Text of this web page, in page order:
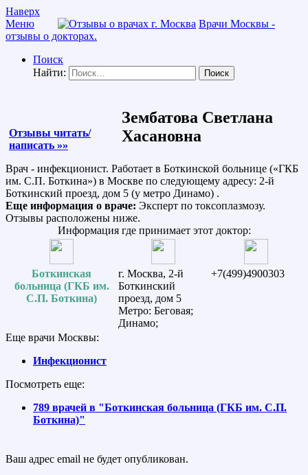
Наверх
Меню
Врачи Москвы -
отзывы о докторах.
Поиск
Найти:
Отзывы читать/
написать »»
Зембатова Светлана
Хасановна
Врач - инфекционист. Работает в Боткинской больнице («ГКБ
им. С.П. Боткина») в Москве по следующему адресу: 2-й
Боткинский проезд, дом 5 (у метро Динамо) .
Еще информация о враче: Эксперт по токсоплазмозу.
Отзывы расположены ниже.
Информация где принимает этот доктор:
Боткинская
больница (ГКБ им.
С.П. Боткина)
г. Москва, 2-й
Боткинский
проезд, дом 5
Метро: Беговая;
Динамо;
+7(499)4900303
Еще врачи Москвы:
Инфекционист
Посмотреть еще:
789 врачей в "Боткинская больница (ГКБ им. С.П.
Боткина)"
Ваш адрес email не будет опубликован.